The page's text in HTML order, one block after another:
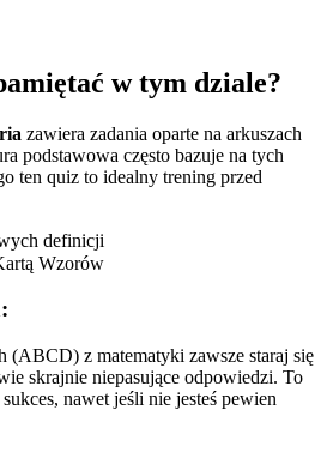
w tym dziale?
zawiera zadania oparte na arkuszach
podstawowa często bazuje na tych
ten quiz to idealny trening przed
definicji
Wzorów
(ABCD) z matematyki zawsze staraj się
skrajnie niepasujące odpowiedzi. To
nawet jeśli nie jesteś pewien